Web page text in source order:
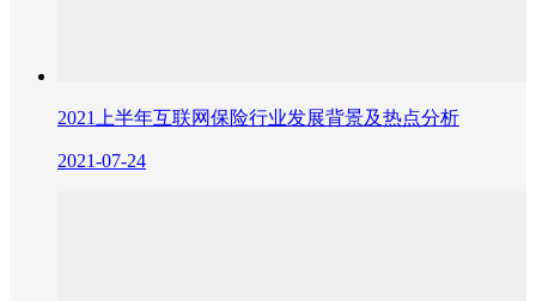
2021上半年互联网保险行业发展背景及热点分析
2021-07-24